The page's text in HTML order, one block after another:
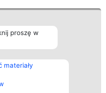
proszę w
materiały
Kontakt
Kontakt